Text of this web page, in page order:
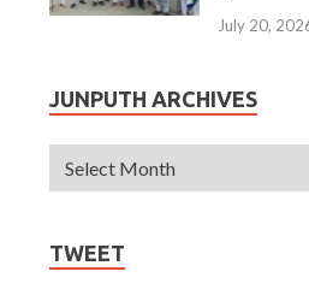
July 20,
JUNPUTH ARCHIVES
TWEET